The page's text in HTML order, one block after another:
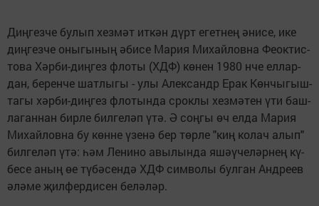
Диң­гез­че бу­лып хез­мәт ит­кән дүрт егет­нең әни­се, ике
диң­гез­че оны­гы­ның әби­се Ма­рия Ми­хай­лов­на Фе­ок­тис­
то­ва Хәр­би-диң­гез фло­ты (ХДФ) кө­нен 1980 нче ел­лар­
дан, бе­рен­че шат­лы­гы - улы Алек­сандр Ерак Көн­чы­гыш­
та­гы хәр­би-диң­гез фло­тын­да срок­лы хез­мә­тен үти баш­
ла­ган­нан бир­ле бил­ге­ләп үтә. Ә соң­гы өч ел­да Ма­рия
Ми­хай­лов­на бу көн­не үзе­нә бер төр­ле "киң ко­лач алып"
бил­ге­ләп үтә: һәм Ле­ни­но авы­лын­да яшәү­че­ләр­нең кү­
бе­се аның өе тү­бә­сен­дә ХДФ сим­во­лы бул­ган Анд­ре­ев
әлә­ме җил­фер­ди­сен бе­лә­ләр.